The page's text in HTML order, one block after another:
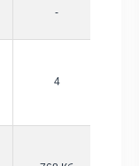
-
4